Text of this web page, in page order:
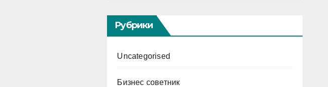
Рубрики
Uncategorised
Бизнес советник